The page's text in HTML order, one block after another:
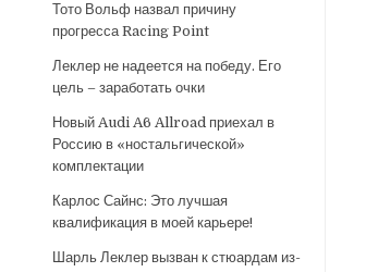
Тото Вольф назвал причину
прогресса Racing Point
Леклер не надеется на победу. Его
цель – заработать очки
Новый Audi A6 Allroad приехал в
Россию в «ностальгической»
комплектации
Карлос Сайнс: Это лучшая
квалификация в моей карьере!
Шарль Леклер вызван к стюардам из-